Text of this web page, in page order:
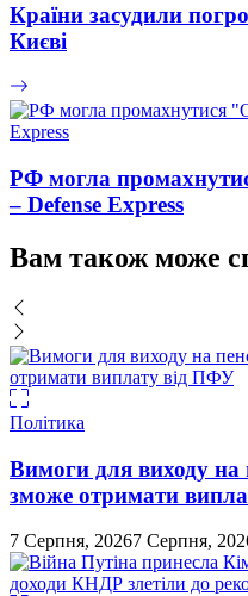
Країни засудили
Києві
РФ могла
– Defense Express
Вам також може
Політика
Вимоги для виходу на
зможе отримати
7 Серпня, 20267 Серпня,